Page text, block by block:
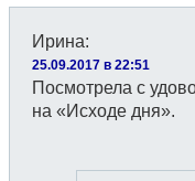
Ирина:
25.09.2017 в 22:51
Посмотрела с
на «Исходе дня».